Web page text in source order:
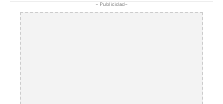
- Publicidad-